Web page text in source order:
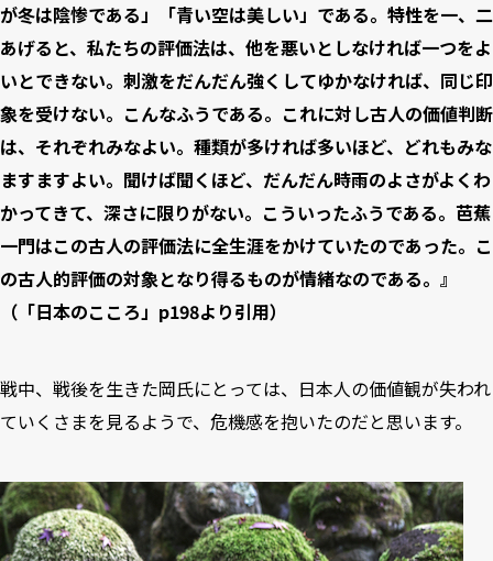
が冬は陰惨である」「青い空は美しい」である。特性を一、二
あげると、私たちの評価法は、他を悪いとしなければ一つをよ
いとできない。刺激をだんだん強くしてゆかなければ、同じ印
象を受けない。こんなふうである。これに対し古人の価値判断
は、それぞれみなよい。種類が多ければ多いほど、どれもみな
ますますよい。聞けば聞くほど、だんだん時雨のよさがよくわ
かってきて、深さに限りがない。こういったふうである。芭蕉
一門はこの古人の評価法に全生涯をかけていたのであった。こ
の古人的評価の対象となり得るものが情緒なのである。』
（「日本のこころ」p198より引用）
戦中、戦後を生きた岡氏にとっては、日本人の価値観が失われ
ていくさまを見るようで、危機感を抱いたのだと思います。